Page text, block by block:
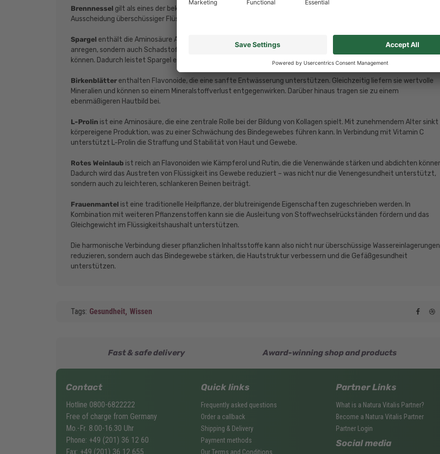
Brennnessel gilt als eines der bekanntesten natürlichen Entwässerungsmittel. Ihre Inhaltsstoffe fördern die
Ausscheidung überschüssiger Flüssigkeit, ohne dabei wichtige Mineralstoffe zu stark auszuschwemmen.
Spargel enthält die Aminosäure Asparagin sowie schwefelhaltige Verbindungen, die nicht nur die Nierentätigkeit
anregen, sondern auch Schadstoffe und Schwermetalle wie Cadmium oder Blei binden und über den Urin ausleiten
können. Dadurch leistet Spargel einen wertvollen Beitrag zur inneren Reinigung des Körpers.
Birkenblätter enthalten Flavonoide, die eine sanfte Entwässerung unterstützen. Gleichzeitig liefern sie wertvolle
Mineralien und können so einem Mineralstoffverlust entgegenwirken. Darüber hinaus tragen sie zu einem
ebenmäßigeren Hautbild bei.
L-Prolin ist eine Aminosäure, die eine zentrale Rolle bei der Bildung von Kollagen spielt. Mit zunehmendem Alter sinkt
körpereigene Produktion, was zu einer Schwächung des Bindegewebes führen kann. In Verbindung mit Vitamin C
unterstützt L-Prolin die Straffung und Stabilität von Haut und Gewebe.
Rotes Weinlaub ist reich an Flavonoiden wie Kämpferol und Rutin, die die Venenwände stärken und abdichten
Dadurch wird das Austreten von Flüssigkeit ins Gewebe reduziert – was nicht nur die Venengesundheit unterstützt,
sondern auch zu leichteren, schlankeren Beinen beiträgt.
Frauenmantel ist eine traditionelle Heilpflanze, der blutreinigende Eigenschaften zugeschrieben werden. In
Kombination mit weiteren Pflanzenstoffen kann sie die Ausleitung von Stoffwechselrückständen fördern und das
Gleichgewicht im Flüssigkeitshaushalt unterstützen.
Die harmonische Verbindung dieser pflanzlichen Inhaltsstoffe kann also nicht nur überschüssige Wassereinlagerungen
reduzieren, sondern auch das Bindegewebe stärken, die Hautstruktur verbessern und die Gefäßgesundheit
unterstützen.
Tags: Gesundheit, Wissen
Fast & safe delivery Award-winning shop and products
Contact
Hotline 0800-6822222
Free of charge from Germany
Mo.-Fr. 8.00-16.30 Uhr
Phone: +49 (201) 36 12 60
Fax: +49 (201) 36 12 655
Quick links
Frequently asked questions
Order a callback
Shipping & Delivery
Payment methods
Our Terms and Conditions
Partner Links
What is a Natura Vitalis Partner?
Become a Natura Vitalis Partner
Partner Login
Social media